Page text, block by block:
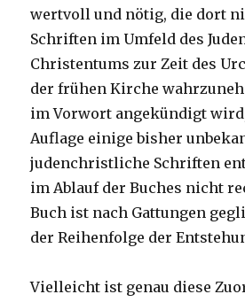
wertvoll und nötig, die dort
Schriften im Umfeld des
Christentums zur Zeit des
der frühen Kirche
im Vorwort angekündigt
Auflage einige bisher
judenchristliche Schriften
im Ablauf der Buches nicht
Buch ist nach Gattungen
der Reihenfolge der
Vielleicht ist genau diese